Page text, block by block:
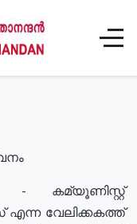
- കമ്യൂണിസ്റ്റ്
എന്ന വേലിക്കകത്ത്